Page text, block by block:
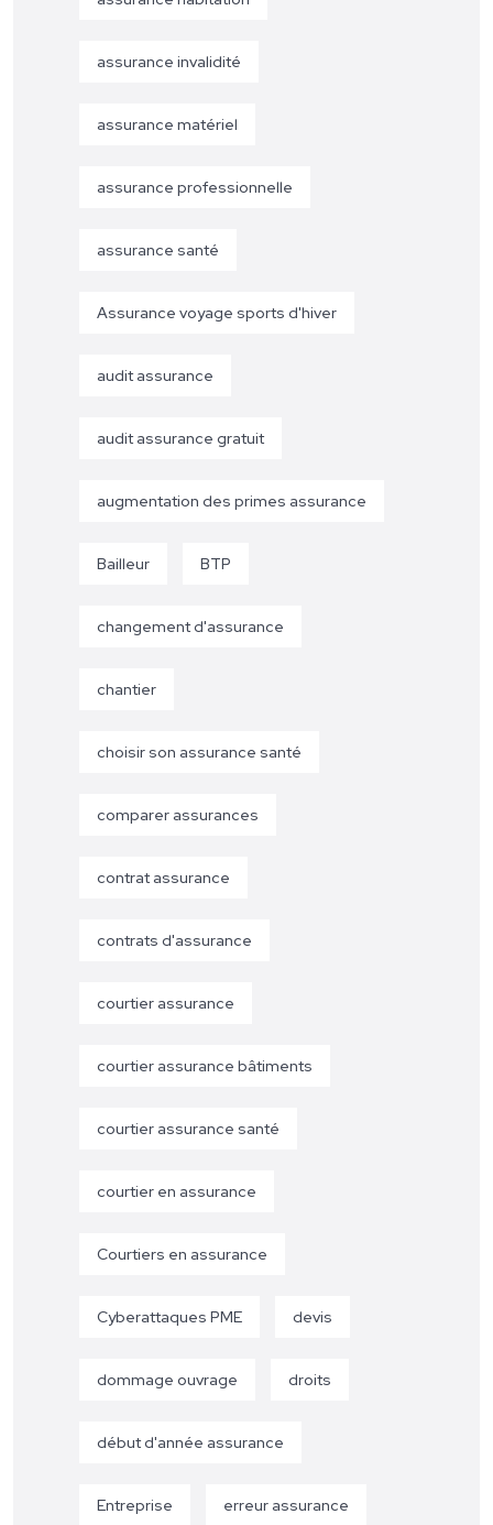
assurance invalidité
assurance matériel
assurance professionnelle
assurance santé
Assurance voyage sports d'hiver
audit assurance
audit assurance gratuit
augmentation des primes assurance
Bailleur BTP
changement d'assurance
chantier
choisir son assurance santé
comparer assurances
contrat assurance
contrats d'assurance
courtier assurance
courtier assurance bâtiments
courtier assurance santé
courtier en assurance
Courtiers en assurance
Cyberattaques PME devis
dommage ouvrage droits
début d'année assurance
Entreprise erreur assurance